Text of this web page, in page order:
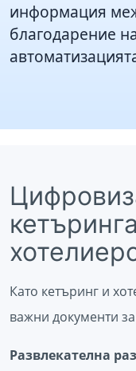
информация
благодарение
Като кетъринг и
важни документи
Развлекателна